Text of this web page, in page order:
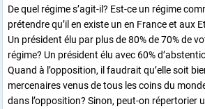
De quel régime s’agit-il? Est-ce un régime
prétendre qu’il en existe un en France et aux
Un président élu par plus de 80% de 70% de
régime? Un président élu avec 60%
Quand à l’opposition, il faudrait qu’elle soit
mercenaires venus de tous les coins du
dans l’opposition? Sinon, peut-on répertorier